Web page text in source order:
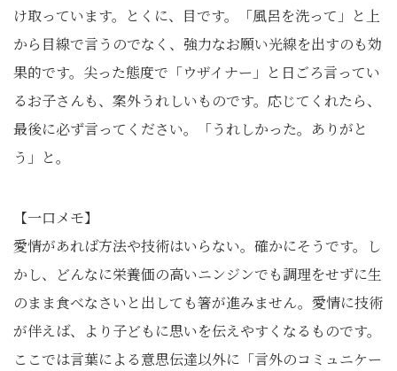
け取っています。とくに、目です。「風呂を洗って」と上
から目線で言うのでなく、強力なお願い光線を出すのも効
果的です。尖った態度で「ウザイナー」と日ごろ言ってい
るお子さんも、案外うれしいものです。応じてくれたら、
最後に必ず言ってください。「うれしかった。ありがと
う」と。
【一口メモ】
愛情があれば方法や技術はいらない。確かにそうです。し
かし、どんなに栄養価の高いニンジンでも調理をせずに生
のまま食べなさいと出しても箸が進みません。愛情に技術
が伴えば、より子どもに思いを伝えやすくなるものです。
ここでは言葉による意思伝達以外に「言外のコミュニケー